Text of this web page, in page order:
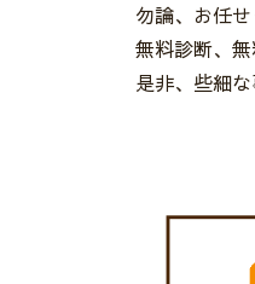
勿論、お任せ
無料診断、
是非、些細な